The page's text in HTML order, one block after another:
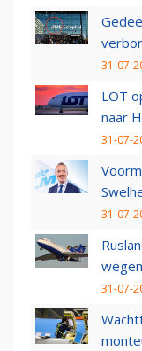
31-07-
LOT
naar
31-07-
31-07-
31-07-